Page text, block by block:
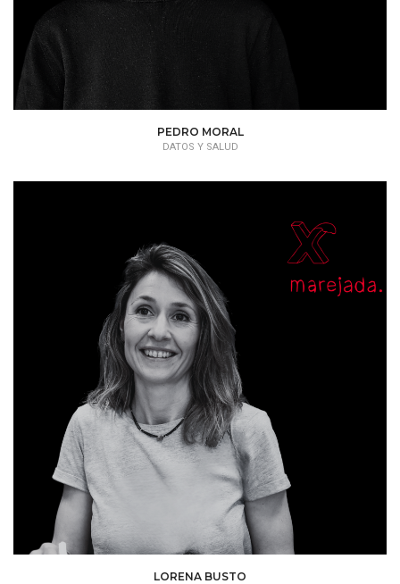
PEDRO MORAL
DATOS Y SALUD
LORENA BUSTO